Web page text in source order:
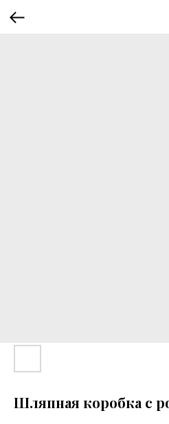
Шляпная коробка с